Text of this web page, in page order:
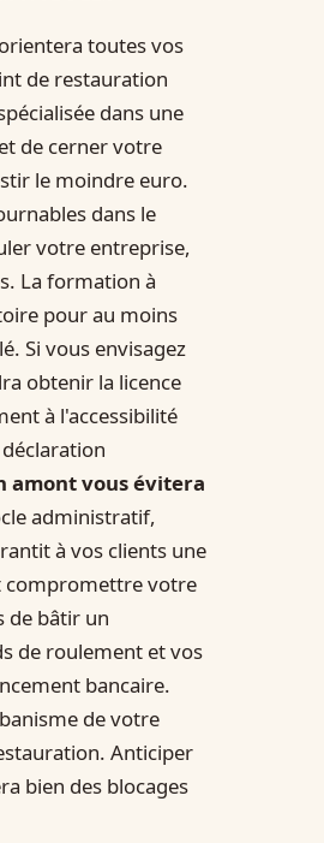
toutes vos
de restauration
dans une
de cerner votre
le moindre euro.
dans le
votre entreprise,
La formation à
pour au moins
Si vous envisagez
obtenir la licence
à l'accessibilité
amont vous évitera
administratif,
à vos clients une
compromettre votre
de bâtir un
de roulement et vos
bancaire.
de votre
Anticiper
bien des blocages